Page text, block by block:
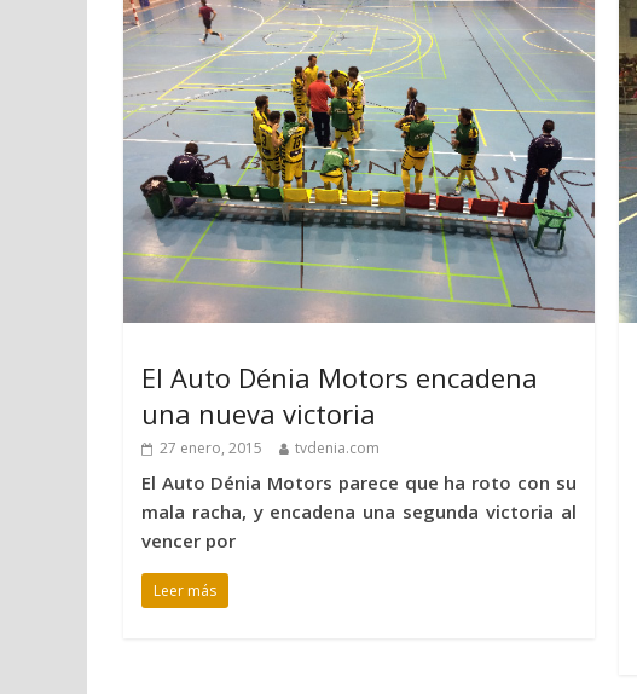
El Auto Dénia Motors encadena
una nueva victoria
27 enero, 2015 tvdenia.com
El Auto Dénia Motors parece que ha roto con su
mala racha, y encadena una segunda victoria al
vencer por
Leer más